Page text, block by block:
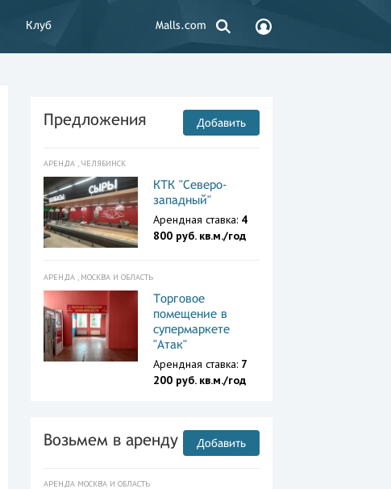
Клуб Malls.com
Предложения Добавить
АРЕНДА , ЧЕЛЯБИНСК
КТК "Северо-
западный"
Арендная ставка: 4
800 руб. кв.м./год
АРЕНДА , МОСКВА И ОБЛАСТЬ
Торговое
помещение в
супермаркете
"Атак"
Арендная ставка: 7
200 руб. кв.м./год
Возьмем в аренду Добавить
АРЕНДА МОСКВА И ОБЛАСТЬ